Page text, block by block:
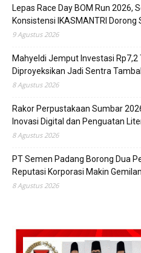
Lepas Race Day BOM Run 2026,
Konsistensi IKASMANTRI Dorong
9 Agustus 2026
Mahyeldi Jemput Investasi Rp7,2
Diproyeksikan Jadi Sentra
8 Agustus 2026
Rakor Perpustakaan Sumbar
Inovasi Digital dan Penguatan
8 Agustus 2026
PT Semen Padang Borong Dua
Reputasi Korporasi Makin
8 Agustus 2026